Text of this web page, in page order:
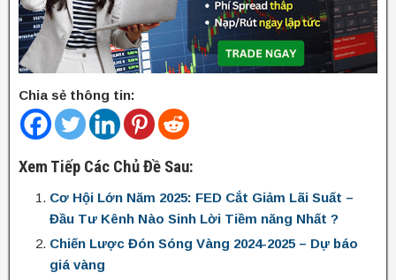
Chia sẻ thông tin:
Xem Tiếp Các Chủ Đề Sau:
Cơ Hội Lớn Năm 2025: FED Cắt Giảm Lãi Suất –
Đầu Tư Kênh Nào Sinh Lời Tiềm năng Nhất ?
Chiến Lược Đón Sóng Vàng 2024-2025 – Dự báo
giá vàng